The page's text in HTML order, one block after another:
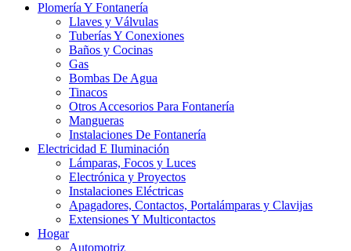
Plomería Y Fontanería
Llaves y Válvulas
Tuberías Y Conexiones
Baños y Cocinas
Gas
Bombas De Agua
Tinacos
Otros Accesorios Para Fontanería
Mangueras
Instalaciones De Fontanería
Electricidad E Iluminación
Lámparas, Focos y Luces
Electrónica y Proyectos
Instalaciones Eléctricas
Apagadores, Contactos, Portalámparas y Clavijas
Extensiones Y Multicontactos
Hogar
Automotriz